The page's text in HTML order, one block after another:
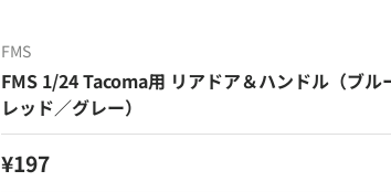
FMS
FMS 1/24 Tacoma用 リアドア＆ハンドル（ブル
レッド／グレー）
定価
¥197